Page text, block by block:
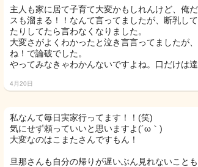
主人も家に居て子育て大変かもしれんけど、俺
スも溜まる！！なんて言ってましたが、断乳し
たりしてたら言わなくなりました。
大変さがよくわかったと泣き言言ってましたが
ね！で論破でした。
やってみなきゃわかんないですよね。口だけは達
4月20日
私なんて毎日実家行ってます！！(笑)
気にせず頼っていいと思いますよ(´ω｀)
大変なのはこまたさんですもん！
旦那さんも自分の帰りが遅いぶん見れないこと